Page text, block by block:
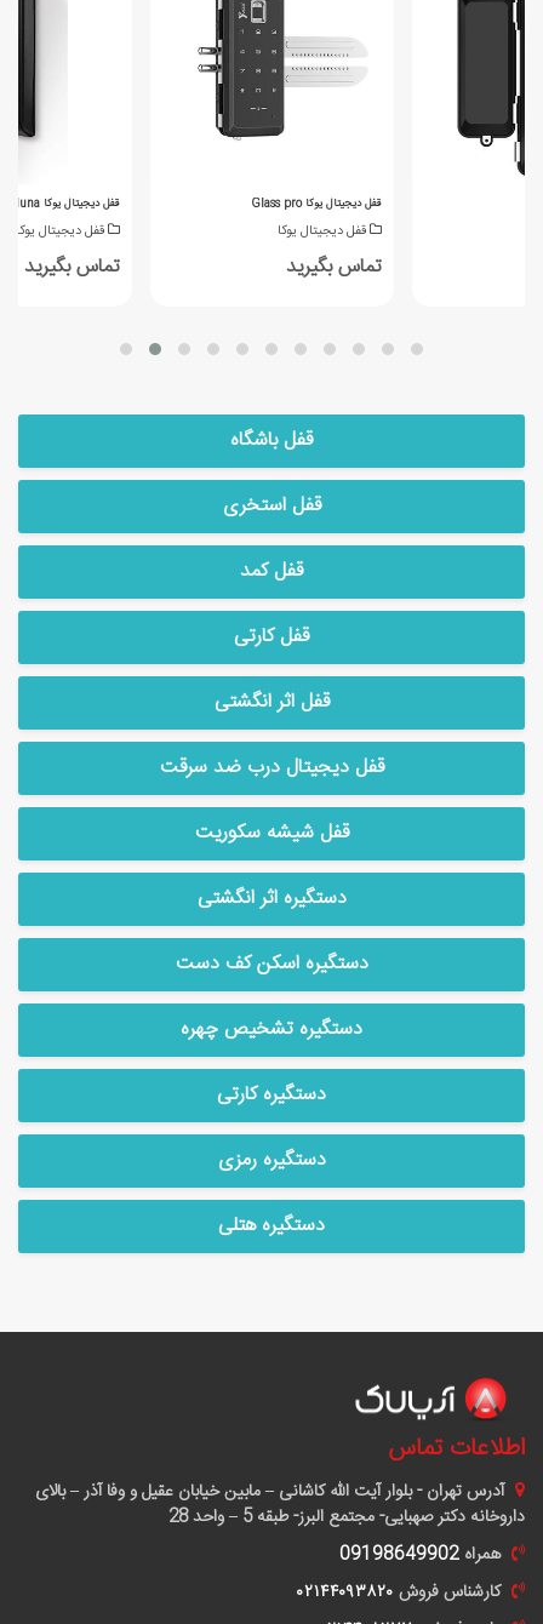
قفل دیجیتال یوکا luna
قفل دیجیتال یوکا
تماس بگیرید
قفل دیجیتال یوکا Glass pro
قفل دیجیتال یوکا
تماس بگیرید
قفل باشگاه
قفل استخری
قفل کمد
قفل کارتی
قفل اثر انگشتی
قفل دیجیتال درب ضد سرقت
قفل شیشه سکوریت
دستگیره اثر انگشتی
دستگیره اسکن کف دست
دستگیره تشخیص چهره
دستگیره کارتی
دستگیره رمزی
دستگیره هتلی
اطلاعات تماس
آدرستهران - بلوار آیت الله کاشانی – مابین خیابان عقیل و وفا آذر – بالای
داروخانه دکتر صهبایی- مجتمع البرز- طبقه 5 – واحد 28
همراه 09198649902
کارشناس فروش ٠٢١۴۴٠٩٣٨٢٠